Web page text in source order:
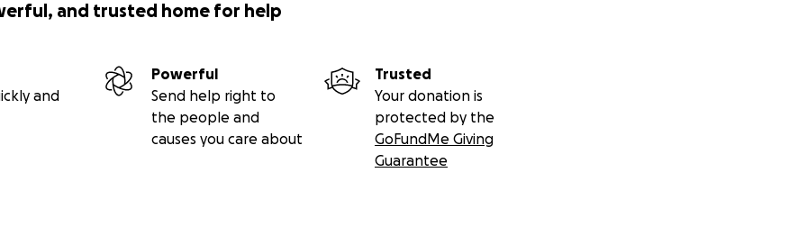
and trusted home for help
and
Powerful
Send help right to
the people and
causes you care about
Trusted
Your donation is
protected by the
GoFundMe Giving
Guarantee